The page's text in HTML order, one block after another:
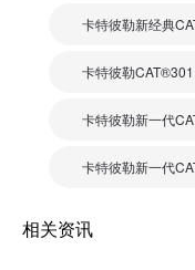
卡特彼勒新经典
卡特彼勒
卡特彼勒新一代
卡特彼勒新一代
相关资讯